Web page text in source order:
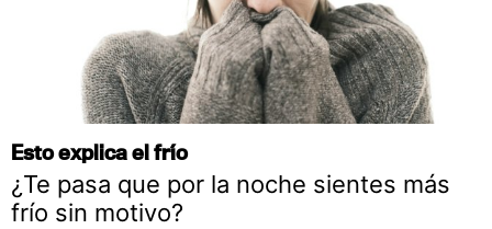
Esto explica el frío
¿Te pasa que por la noche sientes más
frío sin motivo?